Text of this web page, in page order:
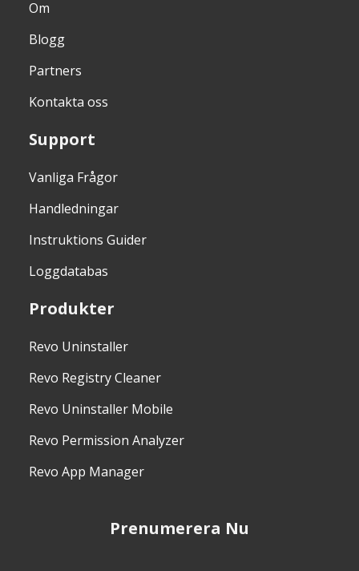
Om
Blogg
Partners
Kontakta oss
Support
Vanliga Frågor
Handledningar
Instruktions Guider
Loggdatabas
Produkter
Revo Uninstaller
Revo Registry Cleaner
Revo Uninstaller Mobile
Revo Permission Analyzer
Revo App Manager
Prenumerera Nu